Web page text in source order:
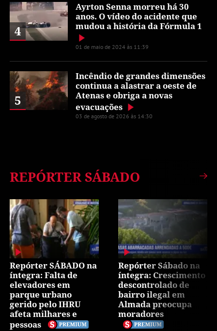
4
Ayrton Senna morreu há 30
anos. O vídeo do acidente que
mudou a história da Fórmula 1
01 de maio de 2024 às 11:39
5
Incêndio de grandes dimensões
continua a alastrar a oeste de
Atenas e obriga a novas
evacuações
03 de agosto de 2026 às 14:30
REPÓRTER SÁBADO
Repórter SÁBADO na
íntegra: Falta de
elevadores em
parque urbano
gerido pelo IHRU
afeta milhares e
pessoas
Repórter Sábado na
íntegra: Crescimento
descontrolado de
bairro ilegal em
Almada preocupa
moradores